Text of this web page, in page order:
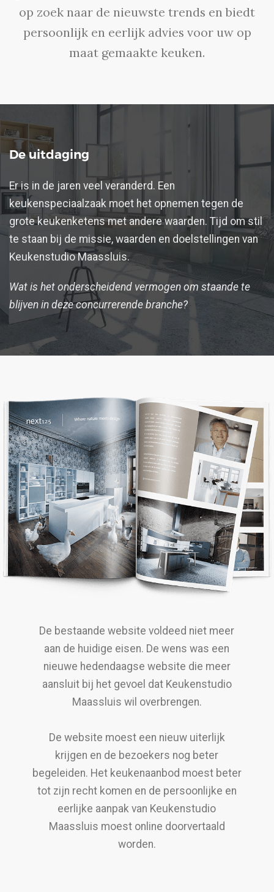
op zoek naar de nieuwste trends en biedt
persoonlijk en eerlijk advies voor uw op
maat gemaakte keuken.
De uitdaging
Er is in de jaren veel veranderd. Een
keukenspeciaalzaak moet het opnemen tegen de
grote keukenketens met andere waarden. Tijd om stil
te staan bij de missie, waarden en doelstellingen van
Keukenstudio Maassluis.
Wat is het onderscheidend vermogen om staande te
blijven in deze concurrerende branche?
De bestaande website voldeed niet meer
aan de huidige eisen. De wens was een
nieuwe hedendaagse website die meer
aansluit bij het gevoel dat Keukenstudio
Maassluis wil overbrengen.
De website moest een nieuw uiterlijk
krijgen en de bezoekers nog beter
begeleiden. Het keukenaanbod moest beter
tot zijn recht komen en de persoonlijke en
eerlijke aanpak van Keukenstudio
Maassluis moest online doorvertaald
worden.